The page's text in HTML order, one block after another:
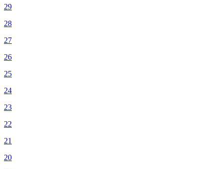
29
28
27
26
25
24
23
22
21
20